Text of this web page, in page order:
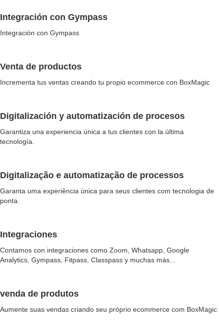
Integración con Gympass
Integración con Gympass
Venta de productos
Incrementa tus ventas creando tu propio ecommerce con BoxMagic
Digitalización y automatización de procesos
Garantiza una experiencia única a tus clientes con la última
tecnología.
Digitalização e automatização de processos
Garanta uma experiência única para seus clientes com tecnologia de
ponta.
Integraciones
Contamos con integraciones como Zoom, Whatsapp, Google
Analytics, Gympass, Fitpass, Classpass y muchas más...
venda de produtos
Aumente suas vendas criando seu próprio ecommerce com BoxMagic